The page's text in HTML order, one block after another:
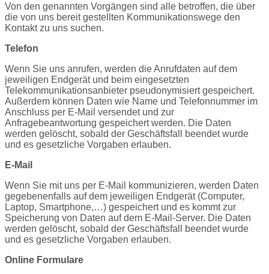
Von den genannten Vorgängen sind alle betroffen, die über
die von uns bereit gestellten Kommunikationswege den
Kontakt zu uns suchen.
Telefon
Wenn Sie uns anrufen, werden die Anrufdaten auf dem
jeweiligen Endgerät und beim eingesetzten
Telekommunikationsanbieter pseudonymisiert gespeichert.
Außerdem können Daten wie Name und Telefonnummer im
Anschluss per E-Mail versendet und zur
Anfragebeantwortung gespeichert werden. Die Daten
werden gelöscht, sobald der Geschäftsfall beendet wurde
und es gesetzliche Vorgaben erlauben.
E-Mail
Wenn Sie mit uns per E-Mail kommunizieren, werden Daten
gegebenenfalls auf dem jeweiligen Endgerät (Computer,
Laptop, Smartphone,…) gespeichert und es kommt zur
Speicherung von Daten auf dem E-Mail-Server. Die Daten
werden gelöscht, sobald der Geschäftsfall beendet wurde
und es gesetzliche Vorgaben erlauben.
Online Formulare